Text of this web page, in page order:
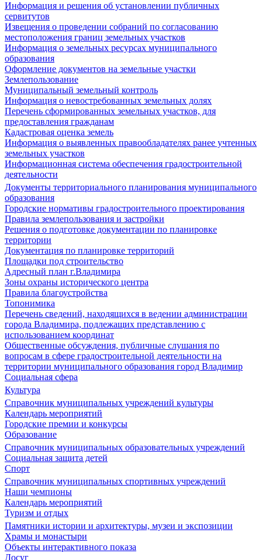
Информация и решения об установлении публичных
сервитутов
Извещения о проведении собраний по согласованию
местоположения границ земельных участков
Информация о земельных ресурсах муниципального
образования
Оформление документов на земельные участки
Землепользование
Муниципальный земельный контроль
Информация о невостребованных земельных долях
Перечень сформированных земельных участков, для
предоставления гражданам
Кадастровая оценка земель
Информация о выявленных правообладателях ранее учтенных
земельных участков
Информационная система обеспечения градостроительной
деятельности
Документы территориального планирования муниципального
образования
Городские нормативы градостроительного проектирования
Правила землепользования и застройки
Решения о подготовке документации по планировке
территории
Документация по планировке территорий
Площадки под строительство
Адресный план г.Владимира
Зоны охраны исторического центра
Правила благоустройства
Топонимика
Перечень сведений, находящихся в ведении администрации
города Владимира, подлежащих представлению с
использованием координат
Общественные обсуждения, публичные слушания по
вопросам в сфере градостроительной деятельности на
территории муниципального образования город Владимир
Социальная сфера
Культура
Справочник муниципальных учреждений культуры
Календарь мероприятий
Городские премии и конкурсы
Образование
Справочник муниципальных образовательных учреждений
Социальная защита детей
Спорт
Справочник муниципальных спортивных учреждений
Наши чемпионы
Календарь мероприятий
Туризм и отдых
Памятники истории и архитектуры, музеи и экспозиции
Храмы и монастыри
Объекты интерактивного показа
Досуг